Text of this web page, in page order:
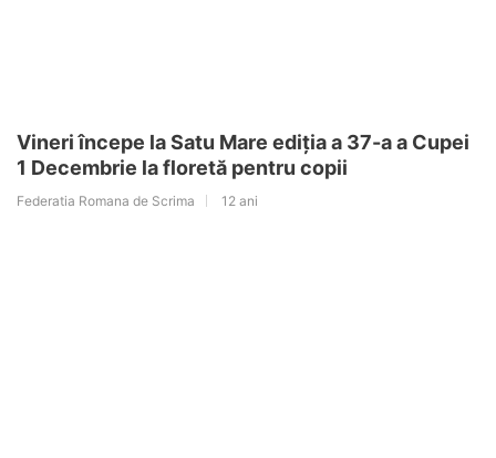
Vineri începe la Satu Mare ediția a 37-a a Cupei
1 Decembrie la floretă pentru copii
Federatia Romana de Scrima 12 ani